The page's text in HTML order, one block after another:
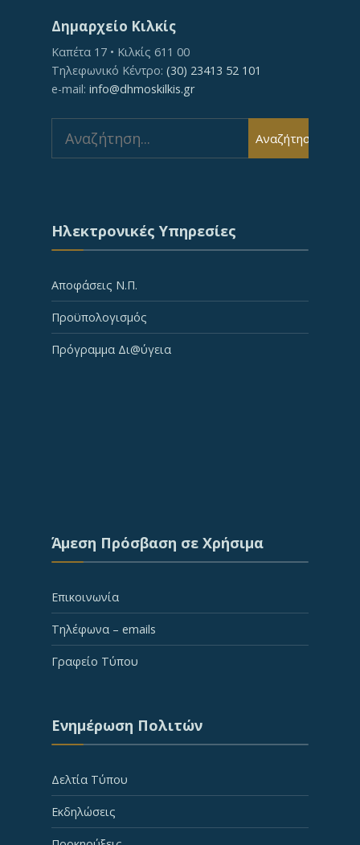
Δημαρχείο Κιλκίς
Καπέτα 17 • Κιλκίς 611 00
Τηλεφωνικό Κέντρο: (30) 23413 52 101
e-mail: info@dhmoskilkis.gr
for:
Αναζήτηση
Ηλεκτρονικές Υπηρεσίες
Αποφάσεις Ν.Π.
Προϋπολογισμός
Πρόγραμμα Δι@ύγεια
Άμεση Πρόσβαση σε Χρήσιμα
Επικοινωνία
Τηλέφωνα – emails
Γραφείο Τύπου
Ενημέρωση Πολιτών
Δελτία Τύπου
Εκδηλώσεις